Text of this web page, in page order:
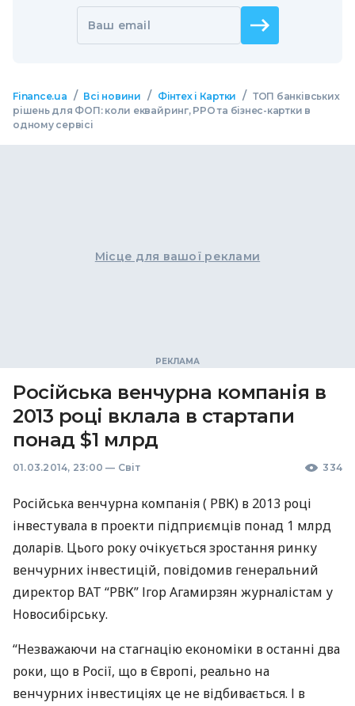
Ваш email
Finance.ua / Всі новини / Фінтех і Картки / ТОП банківських
рішень для ФОП: коли еквайринг, РРО та бізнес-картки в
одному сервісі
Місце для вашої реклами
Російська венчурна компанія в
2013 році вклала в стартапи
понад $1 млрд
01.03.2014, 23:00 — Світ 334
Російська венчурна компанія ( РВК) в 2013 році
інвестувала в проекти підприємців понад 1 млрд
доларів. Цього року очікується зростання ринку
венчурних інвестицій, повідомив генеральний
директор ВАТ “РВК” Ігор Агамирзян журналістам у
Новосибірську.
“Незважаючи на стагнацію економіки в останні два
роки, що в Росії, що в Європі, реально на
венчурних інвестиціях це не відбивається. І в